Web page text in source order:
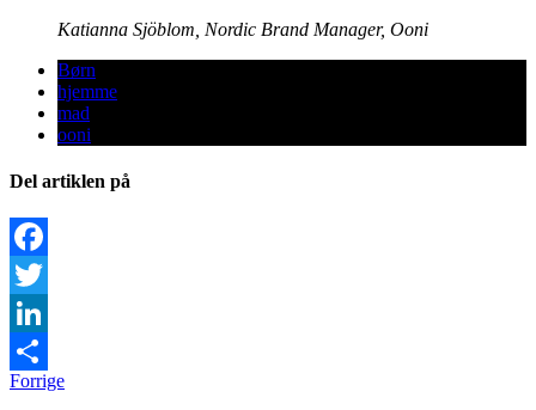
Katianna Sjöblom, Nordic Brand Manager, Ooni
Børn
hjemme
mad
ooni
Del artiklen på
Facebook
Twitter
LinkedIn
Share
Forrige